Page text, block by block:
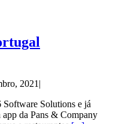
2021 |
Software Solutions e já
da Pans & Company